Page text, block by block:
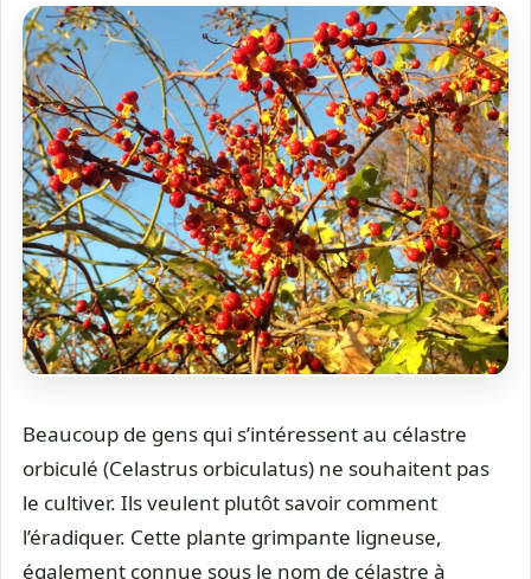
Beaucoup de gens qui s’intéressent au célastre
orbiculé (Celastrus orbiculatus) ne souhaitent pas
le cultiver. Ils veulent plutôt savoir comment
l’éradiquer. Cette plante grimpante ligneuse,
également connue sous le nom de célastre à